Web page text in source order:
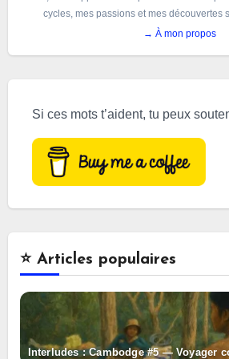
cycles, mes passions et mes découvertes
→ À mon propos
Si ces mots t’aident, tu peux
⭐️ Articles populaires
Interludes : Cambodge #5 — Voyager